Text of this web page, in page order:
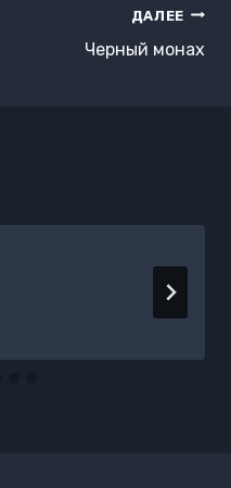
ДАЛЕЕ
Черный монах